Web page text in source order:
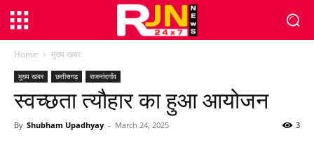
Home मुख्य खबर
मुख्य खबर छत्तीसगढ़ राजनांदगाँव
स्वच्छता त्यौहार का हुआ आयोजन
By Shubham Upadhyay - March 24, 2025 3